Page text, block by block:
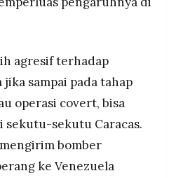
agresif terhadap
sampai pada tahap
operasi covert, bisa
sekutu-sekutu Caracas.
bomber
ke Venezuela